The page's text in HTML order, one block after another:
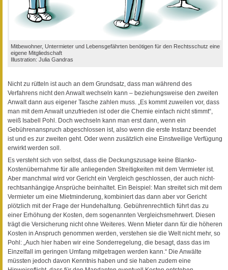
Mitbewohner, Untermieter und Lebensgefährten benötigen für den Rechtsschutz eine
eigene Mitgliedschaft
Illustration: Julia Gandras
Nicht zu rütteln ist auch an dem Grundsatz, dass man während des
Verfahrens nicht den Anwalt wechseln kann – beziehungsweise den zweiten
Anwalt dann aus eigener Tasche zahlen muss. „Es kommt zuweilen vor, dass
man mit dem Anwalt unzufrieden ist oder die Chemie einfach nicht stimmt“,
weiß Isabell Pohl. Doch wechseln kann man erst dann, wenn ein
Gebührenanspruch abgeschlossen ist, also wenn die erste Instanz beendet
ist und es zur zweiten geht. Oder wenn zusätzlich eine Einstweilige Verfügung
erwirkt werden soll.
Es versteht sich von selbst, dass die Deckungszusage keine Blanko-
Kostenübernahme für alle anliegenden Streitigkeiten mit dem Vermieter ist.
Aber manchmal wird vor Gericht ein Vergleich geschlossen, der auch nicht-
rechtsanhängige Ansprüche beinhaltet. Ein Beispiel: Man streitet sich mit dem
Vermieter um eine Mietminderung, kombiniert das dann aber vor Gericht
plötzlich mit der Frage der Hundehaltung. Gebührenrechtlich führt das zu
einer Erhöhung der Kosten, dem sogenannten Vergleichsmehrwert. Diesen
trägt die Versicherung nicht ohne Weiteres. Wenn Mieter dann für die höheren
Kosten in Anspruch genommen werden, verstehen sie die Welt nicht mehr, so
Pohl: „Auch hier haben wir eine Sonderregelung, die besagt, dass das im
Einzelfall im geringen Umfang mitgetragen werden kann.“ Die Anwälte
müssten jedoch davon Kenntnis haben und sie haben zudem eine